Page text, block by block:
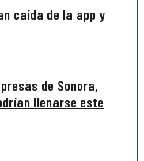
caída de la app y
de Sonora,
llenarse este